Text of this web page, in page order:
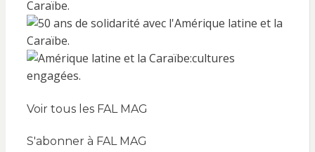
Voir tous les FAL MAG
S'abonner à FAL MAG